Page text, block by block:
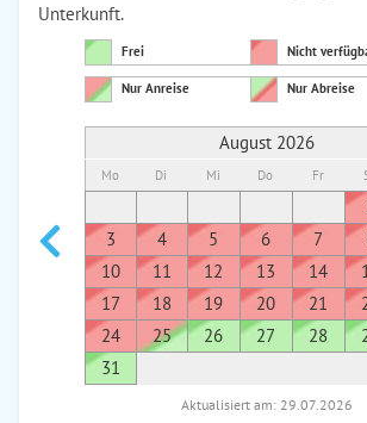
Unterkunft.
Frei Nicht
Nur Anreise Nur Abreise
August 2026
Mo Di Mi Do Fr
3
4 5 6 7
10
11 12 13 14
17
18 19 20 21
24
25 26 27 28
31
Aktualisiert am: 29.07.2026